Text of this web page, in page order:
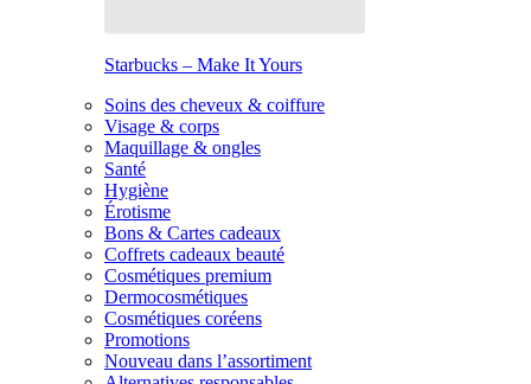
Starbucks – Make It Yours
Soins des cheveux & coiffure
Visage & corps
Maquillage & ongles
Santé
Hygiène
Érotisme
Bons & Cartes cadeaux
Coffrets cadeaux beauté
Cosmétiques premium
Dermocosmétiques
Cosmétiques coréens
Promotions
Nouveau dans l’assortiment